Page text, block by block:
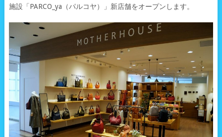
施設「PARCO_ya（パルコヤ）」新店舗をオープンします。